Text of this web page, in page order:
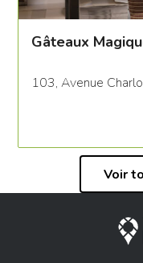
Gâteaux
103, Avenue
Voir